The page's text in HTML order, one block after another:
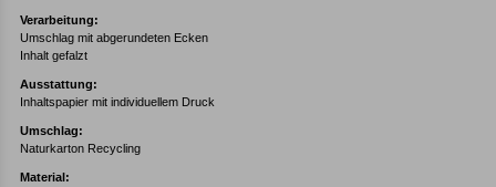
Verarbeitung:
Umschlag mit abgerundeten Ecken
Inhalt gefalzt
Ausstattung:
Inhaltspapier mit individuellem Druck
Umschlag:
Naturkarton Recycling
Material: